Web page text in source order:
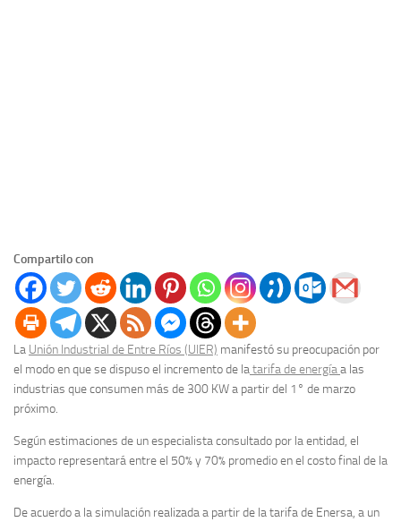
Compartilo con
La Unión Industrial de Entre Ríos (UIER) manifestó su preocupación por
el modo en que se dispuso el incremento de latarifa de energíaa las
industrias que consumen más de 300 KW a partir del 1° de marzo
próximo.
Según estimaciones de un especialista consultado por la entidad, el
impacto representará entre el 50% y 70% promedio en el costo final de la
energía.
De acuerdo a la simulación realizada a partir de la tarifa de Enersa, a un